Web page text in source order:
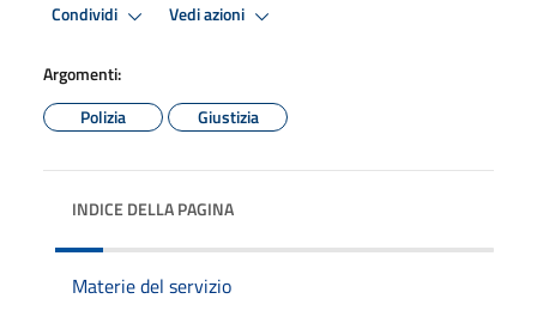
Condividi Vedi azioni
Argomenti:
Polizia
Giustizia
INDICE DELLA PAGINA
Materie del servizio